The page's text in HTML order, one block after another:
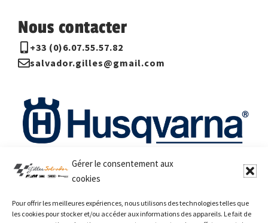
Gérer le consentement aux
cookies
Pour offrir les meilleures expériences, nous utilisons des technologies telles que
les cookies pour stocker et/ou accéder aux informations des appareils. Le fait de
Nous contacter
+33 (0)6.07.55.57.82
salvador.gilles@gmail.com
Réservations